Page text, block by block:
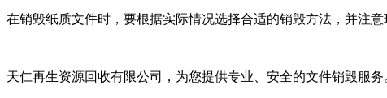
在销毁纸质文件时，要根据实际情况选择合适的销毁方法，并注
天仁再生资源回收有限公司，为您提供专业、安全的文件销毁服务